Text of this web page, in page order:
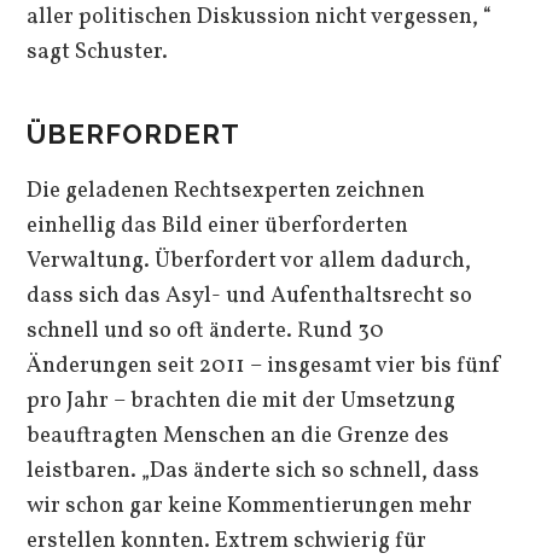
aller politischen Diskussion nicht vergessen, “
sagt Schuster.
ÜBERFORDERT
Die geladenen Rechtsexperten zeichnen
einhellig das Bild einer überforderten
Verwaltung. Überfordert vor allem dadurch,
dass sich das Asyl- und Aufenthaltsrecht so
schnell und so oft änderte. Rund 30
Änderungen seit 2011 – insgesamt vier bis fünf
pro Jahr – brachten die mit der Umsetzung
beauftragten Menschen an die Grenze des
leistbaren. „Das änderte sich so schnell, dass
wir schon gar keine Kommentierungen mehr
erstellen konnten. Extrem schwierig für